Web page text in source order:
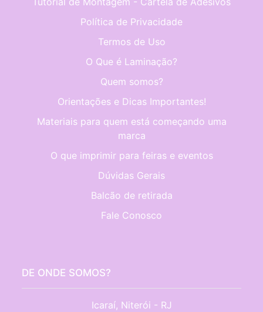
Política de Privacidade
Termos de Uso
O Que é Laminação?
Quem somos?
Orientações e Dicas Importantes!
Materiais para quem está começando uma
marca
O que imprimir para feiras e eventos
Dúvidas Gerais
Balcão de retirada
Fale Conosco
DE ONDE SOMOS?
Icaraí, Niterói - RJ